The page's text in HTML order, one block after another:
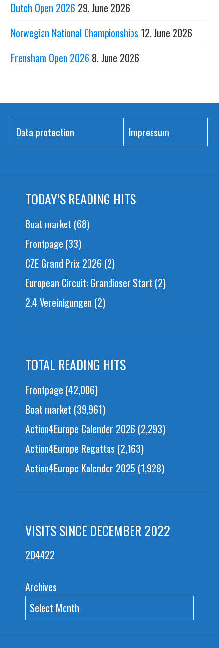
Dutch Open 2026 29. June 2026
Norwegian National Championships 12. June 2026
Frensham Open 2026 8. June 2026
Data protection Impressum
TODAY’S READING HITS
Boat market (68)
Frontpage (33)
CZE Grand Prix 2026 (2)
European Circuit: Grandioser Start (2)
2.4 Vereinigungen (2)
TOTAL READING HITS
Frontpage (42,006)
Boat market (39,961)
Action4Europe Calender 2026 (2,293)
Action4Europe Regattas (2,163)
Action4Europe Kalender 2025 (1,928)
VISITS SINCE DECEMBER 2022
204422
Archives